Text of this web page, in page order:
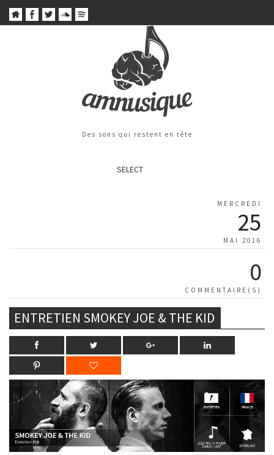
Des sons qui restent en tête
SELECT
MERCREDI
25
MAI 2016
0
COMMENTAIRE(S)
ENTRETIEN SMOKEY JOE & THE KID